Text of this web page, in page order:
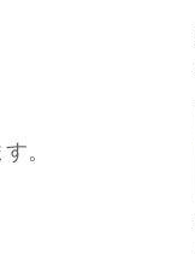
。